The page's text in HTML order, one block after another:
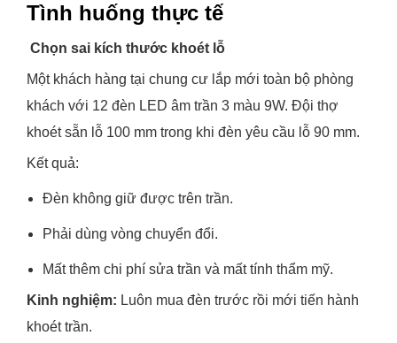
Tình huống thực tế
Chọn sai kích thước khoét lỗ
Một khách hàng tại chung cư lắp mới toàn bộ phòng
khách với 12 đèn LED âm trần 3 màu 9W. Đội thợ
khoét sẵn lỗ 100 mm trong khi đèn yêu cầu lỗ 90 mm.
Kết quả:
Đèn không giữ được trên trần.
Phải dùng vòng chuyển đổi.
Mất thêm chi phí sửa trần và mất tính thẩm mỹ.
Kinh nghiệm: Luôn mua đèn trước rồi mới tiến hành
khoét trần.